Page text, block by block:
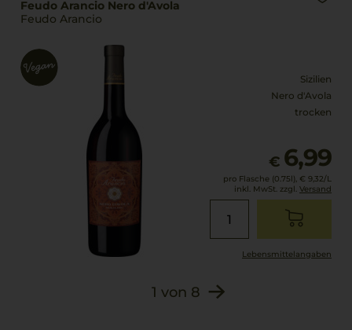
Feudo Arancio Nero d'Avola
Feudo Arancio
Sizilien
Nero d'Avola
trocken
€ 6,99
pro Flasche (0.75l), € 9,32/L
inkl. MwSt. zzgl. Versand
Lebensmittel­angaben
1 von 8